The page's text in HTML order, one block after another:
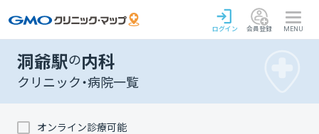
ログイン 会員登録 MENU
洞爺駅の内科
クリニック・病院一覧
オンライン診療可能